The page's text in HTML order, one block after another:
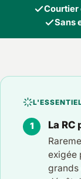
Courtier
Sans
La
exigée
grands